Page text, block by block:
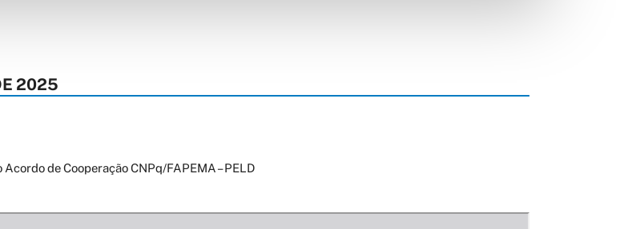
2025
de Cooperação CNPq/FAPEMA – PELD